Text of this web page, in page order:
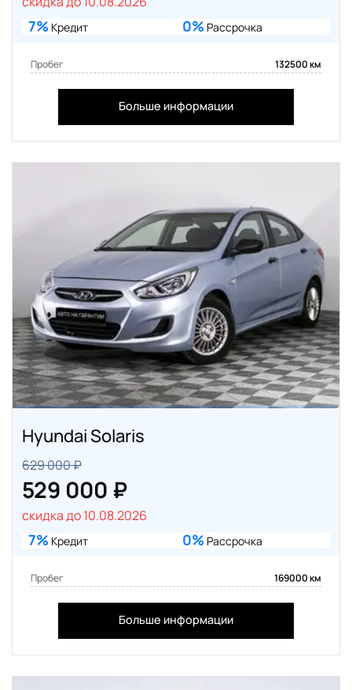
7% Кредит 0% Рассрочка
Пробег 132500 км
Больше информации
Hyundai Solaris
629 000 ₽
529 000 ₽
скидка до 10.08.2026
7% Кредит 0% Рассрочка
Пробег 169000 км
Больше информации